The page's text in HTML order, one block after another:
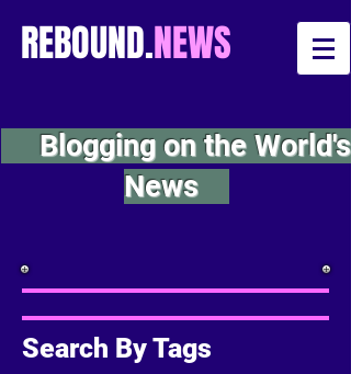
REBOUND.NEWS
Blogging on the World's
News
Search By Tags